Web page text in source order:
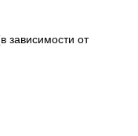
зависимости от